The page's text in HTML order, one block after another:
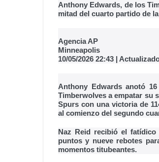
Anthony Edwards, de los
mitad del cuarto partido de
Agencia AP
Minneapolis
10/05/2026 22:43 |
Anthony Edwards anotó
Timberwolves a empatar su
Spurs con una victoria de
al comienzo del segundo
Naz Reid recibió el
puntos y nueve rebotes
momentos titubeantes.